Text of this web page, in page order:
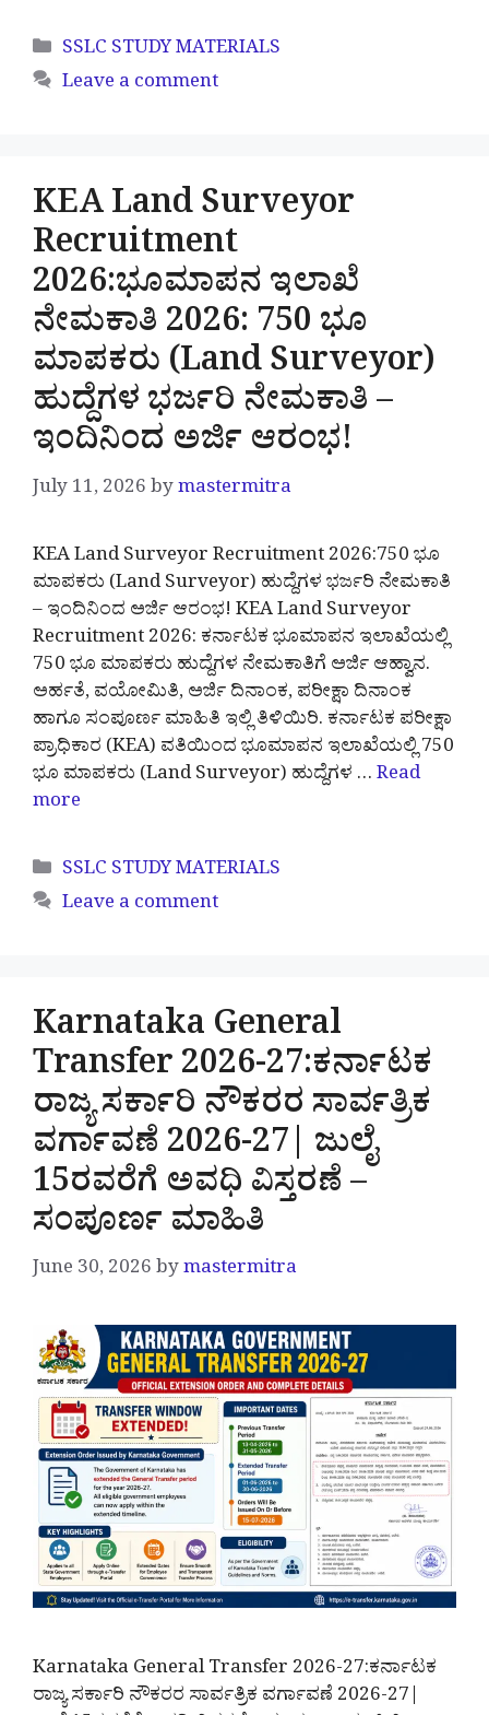
Categories
SSLC STUDY MATERIALS
Leave a comment
KEA Land Surveyor
Recruitment
2026:ಭೂಮಾಪನ ಇಲಾಖೆ
ನೇಮಕಾತಿ 2026: 750 ಭೂ
ಮಾಪಕರು (Land Surveyor)
ಹುದ್ದೆಗಳ ಭರ್ಜರಿ ನೇಮಕಾತಿ –
ಇಂದಿನಿಂದ ಅರ್ಜಿ ಆರಂಭ!
July 11, 2026bymastermitra
KEA Land Surveyor Recruitment 2026:750 ಭೂ
ಮಾಪಕರು (Land Surveyor) ಹುದ್ದೆಗಳ ಭರ್ಜರಿ ನೇಮಕಾತಿ
– ಇಂದಿನಿಂದ ಅರ್ಜಿ ಆರಂಭ! KEA Land Surveyor
Recruitment 2026: ಕರ್ನಾಟಕ ಭೂಮಾಪನ ಇಲಾಖೆಯಲ್ಲಿ
750 ಭೂ ಮಾಪಕರು ಹುದ್ದೆಗಳ ನೇಮಕಾತಿಗೆ ಅರ್ಜಿ ಆಹ್ವಾನ.
ಅರ್ಹತೆ, ವಯೋಮಿತಿ, ಅರ್ಜಿ ದಿನಾಂಕ, ಪರೀಕ್ಷಾ ದಿನಾಂಕ
ಹಾಗೂ ಸಂಪೂರ್ಣ ಮಾಹಿತಿ ಇಲ್ಲಿ ತಿಳಿಯಿರಿ. ಕರ್ನಾಟಕ ಪರೀಕ್ಷಾ
ಪ್ರಾಧಿಕಾರ (KEA) ವತಿಯಿಂದ ಭೂಮಾಪನ ಇಲಾಖೆಯಲ್ಲಿ 750
ಭೂ ಮಾಪಕರು (Land Surveyor) ಹುದ್ದೆಗಳ …Read
more
Categories
SSLC STUDY MATERIALS
Leave a comment
Karnataka General
Transfer 2026-27:ಕರ್ನಾಟಕ
ರಾಜ್ಯ ಸರ್ಕಾರಿ ನೌಕರರ ಸಾರ್ವತ್ರಿಕ
ವರ್ಗಾವಣೆ 2026-27| ಜುಲೈ
15ರವರೆಗೆ ಅವಧಿ ವಿಸ್ತರಣೆ –
ಸಂಪೂರ್ಣ ಮಾಹಿತಿ
June 30, 2026bymastermitra
Karnataka General Transfer 2026-27:ಕರ್ನಾಟಕ
ರಾಜ್ಯ ಸರ್ಕಾರಿ ನೌಕರರ ಸಾರ್ವತ್ರಿಕ ವರ್ಗಾವಣೆ 2026-27|